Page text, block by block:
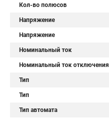
Кол-во полюсов
Напряжение
Напряжение
Номинальный ток
Номинальный ток отключения
Тип
Тип
Тип автомата